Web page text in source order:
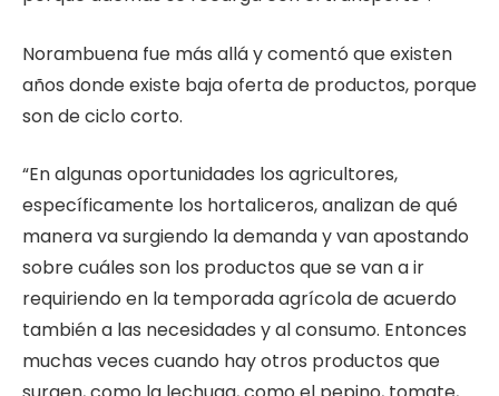
Norambuena fue más allá y comentó que existen
años donde existe baja oferta de productos, porque
son de ciclo corto.
“En algunas oportunidades los agricultores,
específicamente los hortaliceros, analizan de qué
manera va surgiendo la demanda y van apostando
sobre cuáles son los productos que se van a ir
requiriendo en la temporada agrícola de acuerdo
también a las necesidades y al consumo. Entonces
muchas veces cuando hay otros productos que